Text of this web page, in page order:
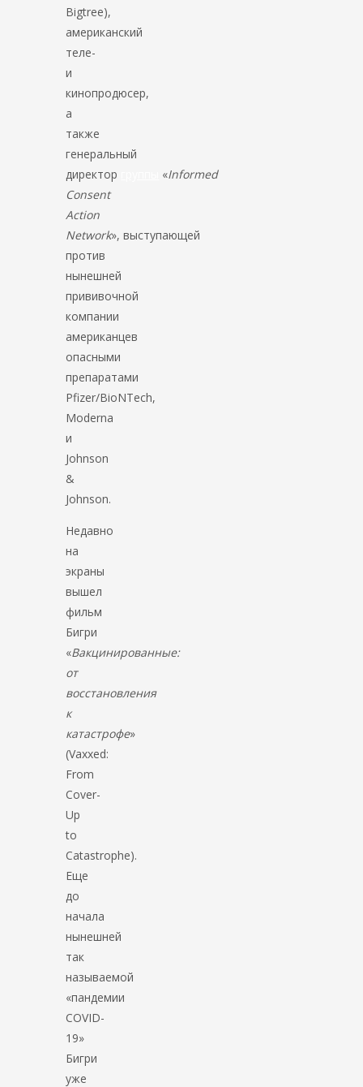
Bigtree),
американский
теле-
и
кинопродюсер,
а
также
генеральный
директор
«Informed
Consent
Action
Network», выступающей
против
нынешней
прививочной
компании
американцев
опасными
препаратами
Pfizer/BioNTech,
Moderna
и
Johnson
&
Johnson.
Недавно
на
экраны
вышел
фильм
Бигри
«Вакцинированные:
от
восстановления
к
катастрофе»
(Vaxxed:
From
Cover-
Up
to
Catastrophe).
Еще
до
начала
нынешней
так
называемой
«пандемии
COVID-
19»
Бигри
уже